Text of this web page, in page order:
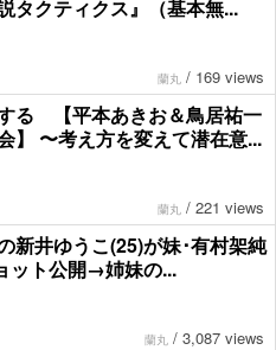
タクティクス』（基本無...
蘭丸 / 169 views
る 【平本あきお＆鳥居祐一
】 〜考え方を変えて潜在意...
蘭丸 / 221 views
新井ゆうこ(25)が妹･有村架純
ット公開→姉妹の...
蘭丸 / 3,087 views